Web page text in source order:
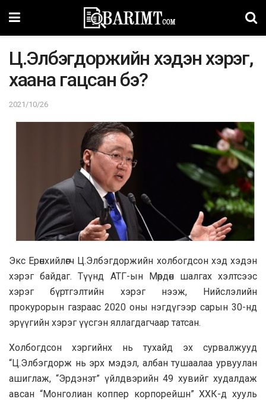
Ц.Элбэгдоржийн хэдэн хэрэг,
хаана гацсан бэ?
2021/10/26
Экс Ерөнхийлөгч Ц.Элбэгдоржийн холбогдсон хэд хэдэн
хэрэг байдаг. Түүнд АТГ-ын Мөрдөн шалгах хэлтсээс
хэрэг бүртгэлтийн хэрэг нээж, Нийслэлийн
прокурорын газраас 2020 оны нэгдүгээр сарын 30-нд
эрүүгийн хэрэг үүсгэн яллагдагчаар татсан.
Холбогдсон хэргийнх нь тухайд эх сурвалжууд
“Ц.Элбэгдорж нь эрх мэдэл, албан тушаалаа урвуулан
ашиглаж, “Эрдэнэт” үйлдвэрийн 49 хувийг худалдаж
авсан “Монголиан коппер корпорейшн” ХХК-д хууль